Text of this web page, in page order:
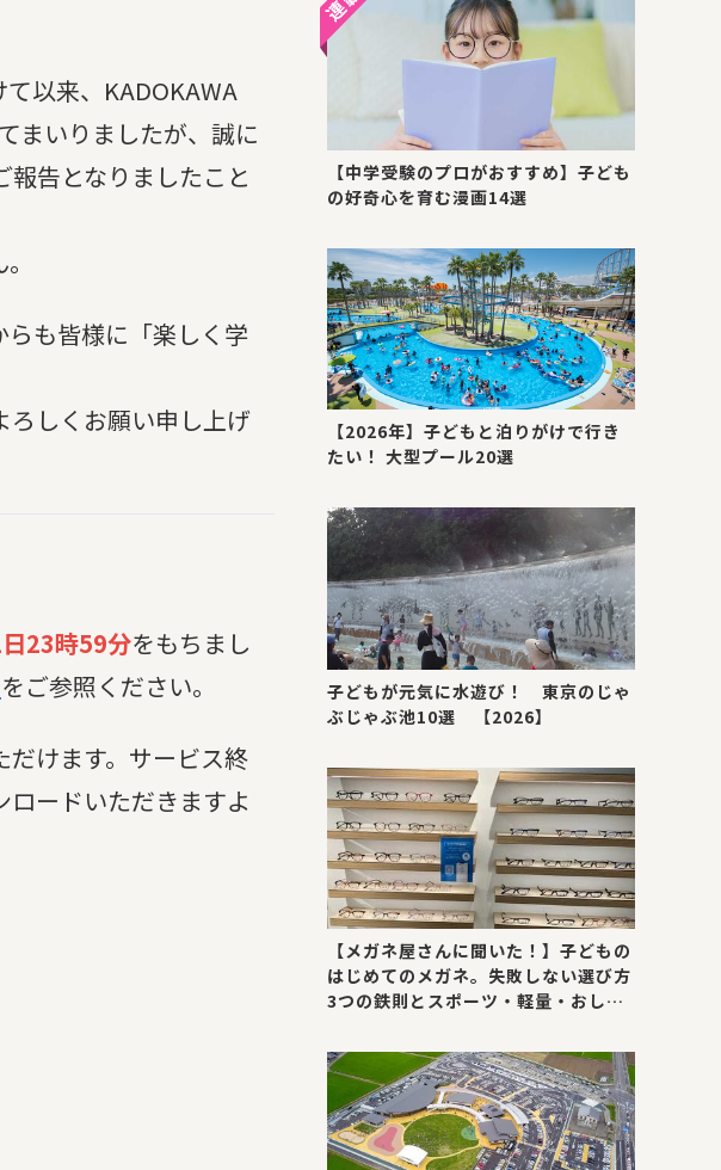
以来、KADOKAWA
まいりましたが、誠に
告となりましたこと
も皆様に「楽しく学
しくお願い申し上げ
23時59分をもちまし
をご参照ください。
けます。サービス終
ードいただきますよ
【中学受験のプロがおすすめ】子ども
の好奇心を育む漫画14選
【2026年】子どもと泊りがけで行き
たい！ 大型プール20選
子どもが元気に水遊び！ 東京のじゃ
ぶじゃぶ池10選 【2026】
【メガネ屋さんに聞いた！】子どもの
はじめてのメガネ。失敗しない選び方
3つの鉄則とスポーツ・軽量・おしゃ